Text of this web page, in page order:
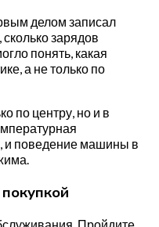
делом записал
зарядов
понять, какая
а не только по
по центру, но и в
и поведение машины в